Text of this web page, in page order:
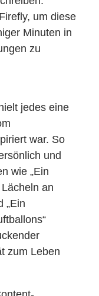
um diese
Minuten in
zu
jedes eine
war. So
und
wie „Ein
an
„Ein
zum Leben